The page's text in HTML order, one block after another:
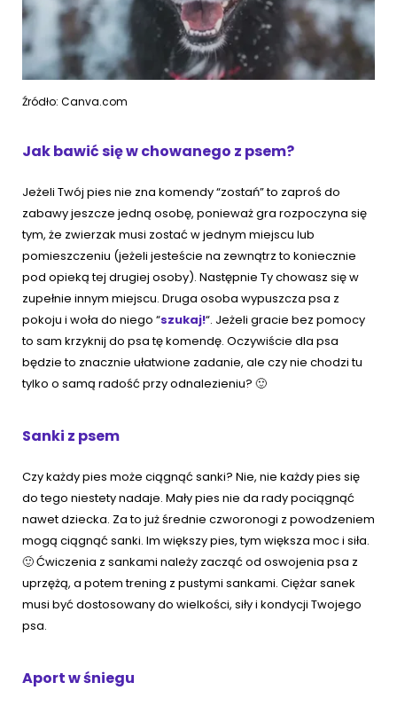
Źródło: Canva.com
Jak bawić się w chowanego z psem?
Jeżeli Twój pies nie zna komendy “zostań” to zaproś do
zabawy jeszcze jedną osobę, ponieważ gra rozpoczyna się
tym, że zwierzak musi zostać w jednym miejscu lub
pomieszczeniu (jeżeli jesteście na zewnątrz to koniecznie
pod opieką tej drugiej osoby). Następnie Ty chowasz się w
zupełnie innym miejscu. Druga osoba wypuszcza psa z
pokoju i woła do niego “szukaj!“. Jeżeli gracie bez pomocy
to sam krzyknij do psa tę komendę. Oczywiście dla psa
będzie to znacznie ułatwione zadanie, ale czy nie chodzi tu
tylko o samą radość przy odnalezieniu? 🙂
Sanki z psem
Czy każdy pies może ciągnąć sanki? Nie, nie każdy pies się
do tego niestety nadaje. Mały pies nie da rady pociągnąć
nawet dziecka. Za to już średnie czworonogi z powodzeniem
mogą ciągnąć sanki. Im większy pies, tym większa moc i siła.
🙂 Ćwiczenia z sankami należy zacząć od oswojenia psa z
uprzężą, a potem trening z pustymi sankami. Ciężar sanek
musi być dostosowany do wielkości, siły i kondycji Twojego
psa.
Aport w śniegu